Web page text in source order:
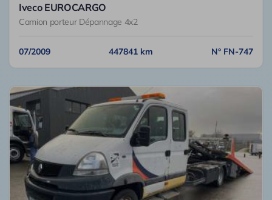
Iveco EUROCARGO
Camion porteur Dépannage 4x2
07/2009 447841 km N° FN-747